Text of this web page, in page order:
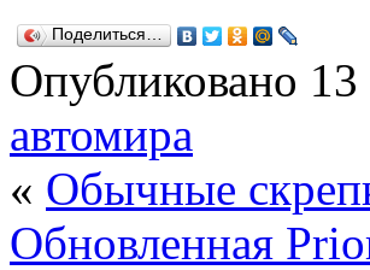
Поделиться…
Опубликовано
автомира
« Обычные
Обновленная